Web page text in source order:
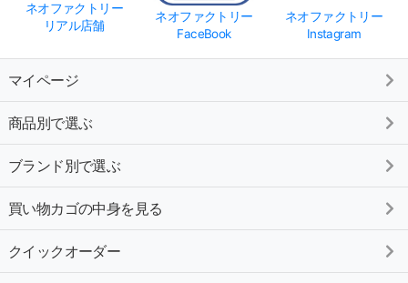
ネオファクトリー
リアル店舗
ネオファクトリー
FaceBook
ネオファクトリー
Instagram
マイページ
商品別で選ぶ
ブランド別で選ぶ
買い物カゴの中身を見る
クイックオーダー